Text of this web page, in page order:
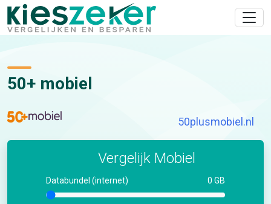
50+ mobiel
50plusmobiel.nl
Vergelijk Mobiel
Databundel (internet) 0 GB